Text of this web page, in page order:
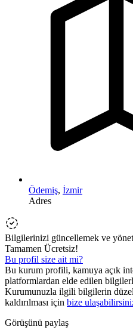
Ödemiş, İzmir
Adres
Bilgilerinizi güncellemek ve
Tamamen Ücretsiz!
Bu profil size ait mi?
Bu kurum profili, kamuya açık
platformlardan elde edilen
Kurumunuzla ilgili bilgilerin
kaldırılması için bize
Görüşünü paylaş